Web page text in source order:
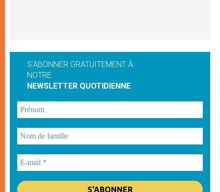
S'ABONNER GRATUITEMENT À
NOTRE
NEWSLETTER QUOTIDIENNE